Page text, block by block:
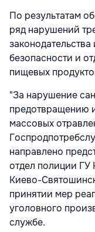
По результатам
ряд нарушений
безопасности и
пищевых
"За нарушение
предотвращению
массовых
направлено
отдел полиции ГУ
Киево-
принятии мер
уголовного
службе.